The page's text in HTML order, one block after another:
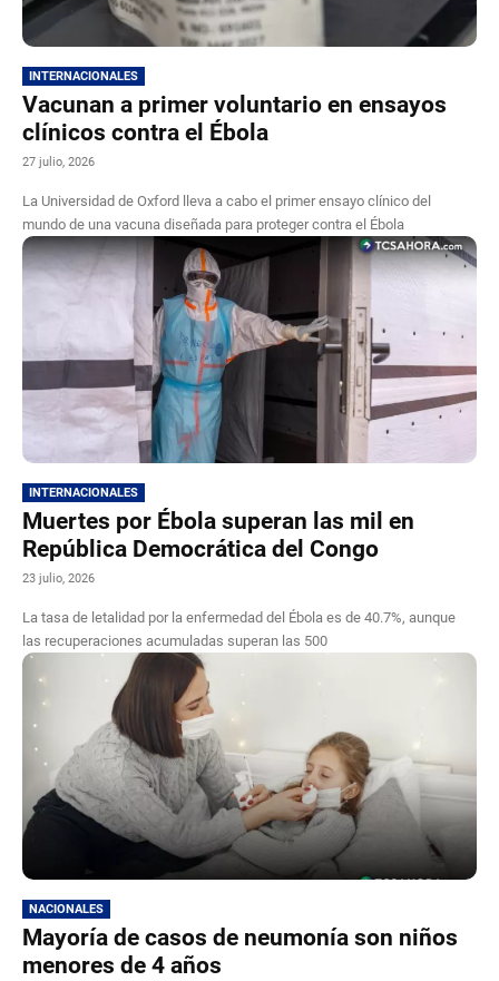
INTERNACIONALES
Vacunan a primer voluntario en ensayos
clínicos contra el Ébola
27 julio, 2026
La Universidad de Oxford lleva a cabo el primer ensayo clínico del
mundo de una vacuna diseñada para proteger contra el Ébola
INTERNACIONALES
Muertes por Ébola superan las mil en
República Democrática del Congo
23 julio, 2026
La tasa de letalidad por la enfermedad del Ébola es de 40.7%, aunque
las recuperaciones acumuladas superan las 500
NACIONALES
Mayoría de casos de neumonía son niños
menores de 4 años